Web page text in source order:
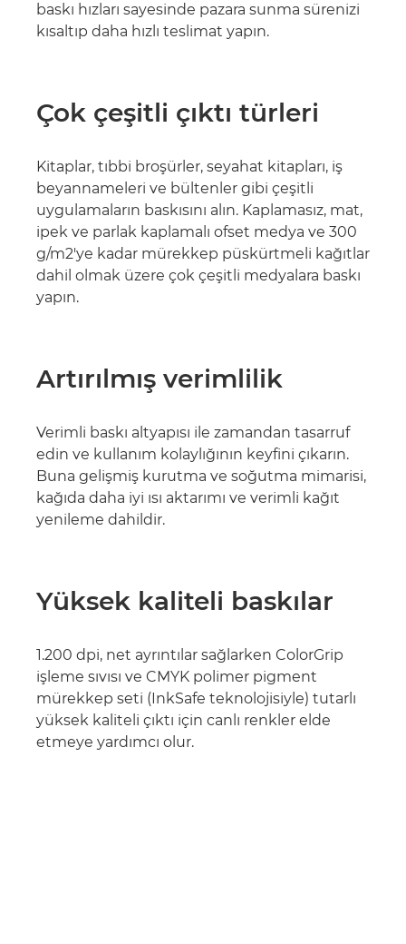
baskı hızları sayesinde pazara sunma sürenizi
kısaltıp daha hızlı teslimat yapın.
Çok çeşitli çıktı türleri
Kitaplar, tıbbi broşürler, seyahat kitapları, iş
beyannameleri ve bültenler gibi çeşitli
uygulamaların baskısını alın. Kaplamasız, mat,
ipek ve parlak kaplamalı ofset medya ve 300
g/m2'ye kadar mürekkep püskürtmeli kağıtlar
dahil olmak üzere çok çeşitli medyalara baskı
yapın.
Artırılmış verimlilik
Verimli baskı altyapısı ile zamandan tasarruf
edin ve kullanım kolaylığının keyfini çıkarın.
Buna gelişmiş kurutma ve soğutma mimarisi,
kağıda daha iyi ısı aktarımı ve verimli kağıt
yenileme dahildir.
Yüksek kaliteli baskılar
1.200 dpi, net ayrıntılar sağlarken ColorGrip
işleme sıvısı ve CMYK polimer pigment
mürekkep seti (InkSafe teknolojisiyle) tutarlı
yüksek kaliteli çıktı için canlı renkler elde
etmeye yardımcı olur.